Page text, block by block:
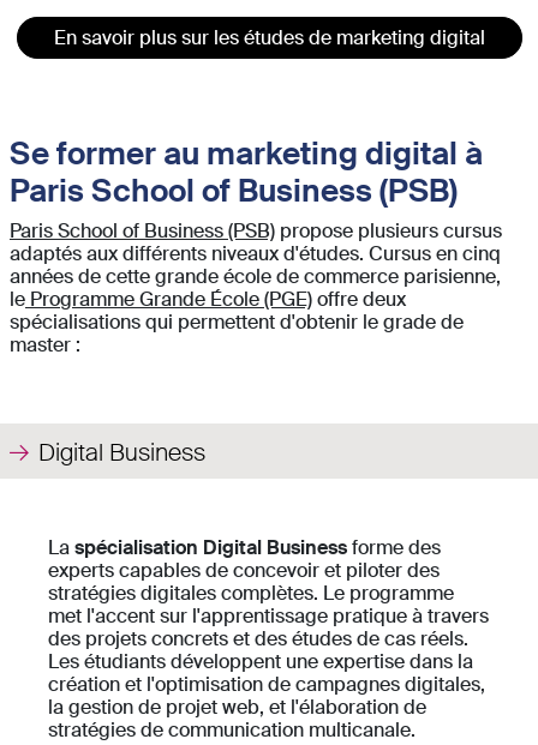
En savoir plus sur les études de marketing digital
Se former au marketing digital à
Paris School of Business (PSB)
Paris School of Business (PSB) propose plusieurs cursus
adaptés aux différents niveaux d'études. Cursus en cinq
années de cette grande école de commerce parisienne,
le Programme Grande École (PGE)offre deux
spécialisations qui permettent d'obtenir le grade de
master :
Digital Business
Laspécialisation Digital Businessforme des
experts capables de concevoir et piloter des
stratégies digitales complètes. Le programme
met l'accent sur l'apprentissage pratique à travers
des projets concrets et des études de cas réels.
Les étudiants développent une expertise dans la
création et l'optimisation de campagnes digitales,
la gestion de projet web, et l'élaboration de
stratégies de communication multicanale.